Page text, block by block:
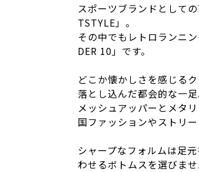
スポーツブランドとして
TSTYLE」。
その中でもレトロランニ
DER 10」です。
どこか懐かしさを感じる
落とし込んだ都会的な一足
メッシュアッパーとメタ
国ファッションやストリ
シャープなフォルムは足
わせるボトムスを選びませ